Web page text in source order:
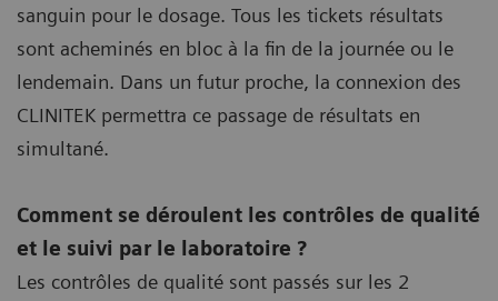
sanguin pour le dosage. Tous les tickets résultats
sont acheminés en bloc à la fin de la journée ou le
lendemain. Dans un futur proche, la connexion des
CLINITEK permettra ce passage de résultats en
simultané.
Comment se déroulent les contrôles de qualité
et le suivi par le laboratoire ?
Les contrôles de qualité sont passés sur les 2